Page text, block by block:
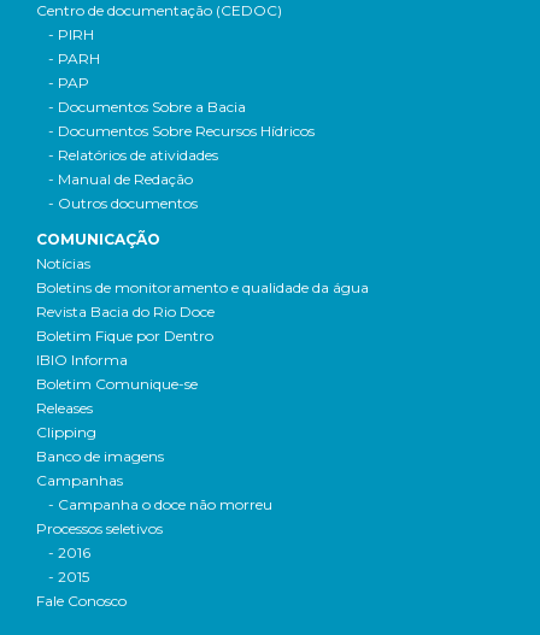
Centro de documentação (CEDOC)
- PIRH
- PARH
- PAP
- Documentos Sobre a Bacia
- Documentos Sobre Recursos Hídricos
- Relatórios de atividades
- Manual de Redação
- Outros documentos
COMUNICAÇÃO
Notícias
Boletins de monitoramento e qualidade da água
Revista Bacia do Rio Doce
Boletim Fique por Dentro
IBIO Informa
Boletim Comunique-se
Releases
Clipping
Banco de imagens
Campanhas
- Campanha o doce não morreu
Processos seletivos
- 2016
- 2015
Fale Conosco